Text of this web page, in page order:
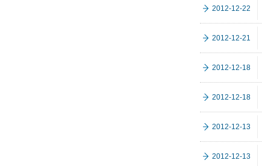
2012-12-22
2012-12-21
2012-12-18
2012-12-18
2012-12-13
2012-12-13